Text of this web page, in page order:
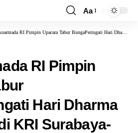
Aa
RI Pimpin Upacara Tabur BungaPeringati Hari Dharma Samudera di KRI Surabaya-591
RI Pimpin
Hari Dharma
KRI Surabaya-